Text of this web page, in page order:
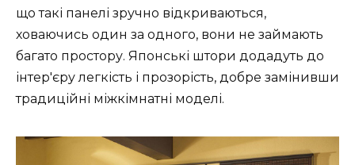
що такі панелі зручно відкриваються,
ховаючись один за одного, вони не займають
багато простору. Японські штори додадуть до
інтер'єру легкість і прозорість, добре замінивши
традиційні міжкімнатні моделі.